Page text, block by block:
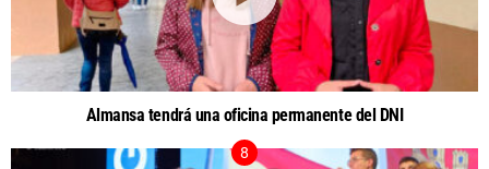
Almansa tendrá una oficina permanente del DNI